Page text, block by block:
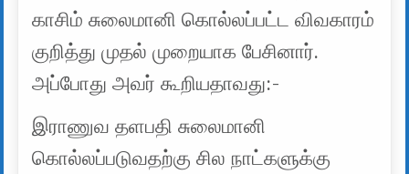
காசிம் சுலைமானி கொல்லப்பட்ட விவகாரம்
குறித்து முதல் முறையாக பேசினார்.
அப்போது அவர் கூறியதாவது:-
இராணுவ தளபதி சுலைமானி
கொல்லப்படுவதற்கு சில நாட்களுக்கு